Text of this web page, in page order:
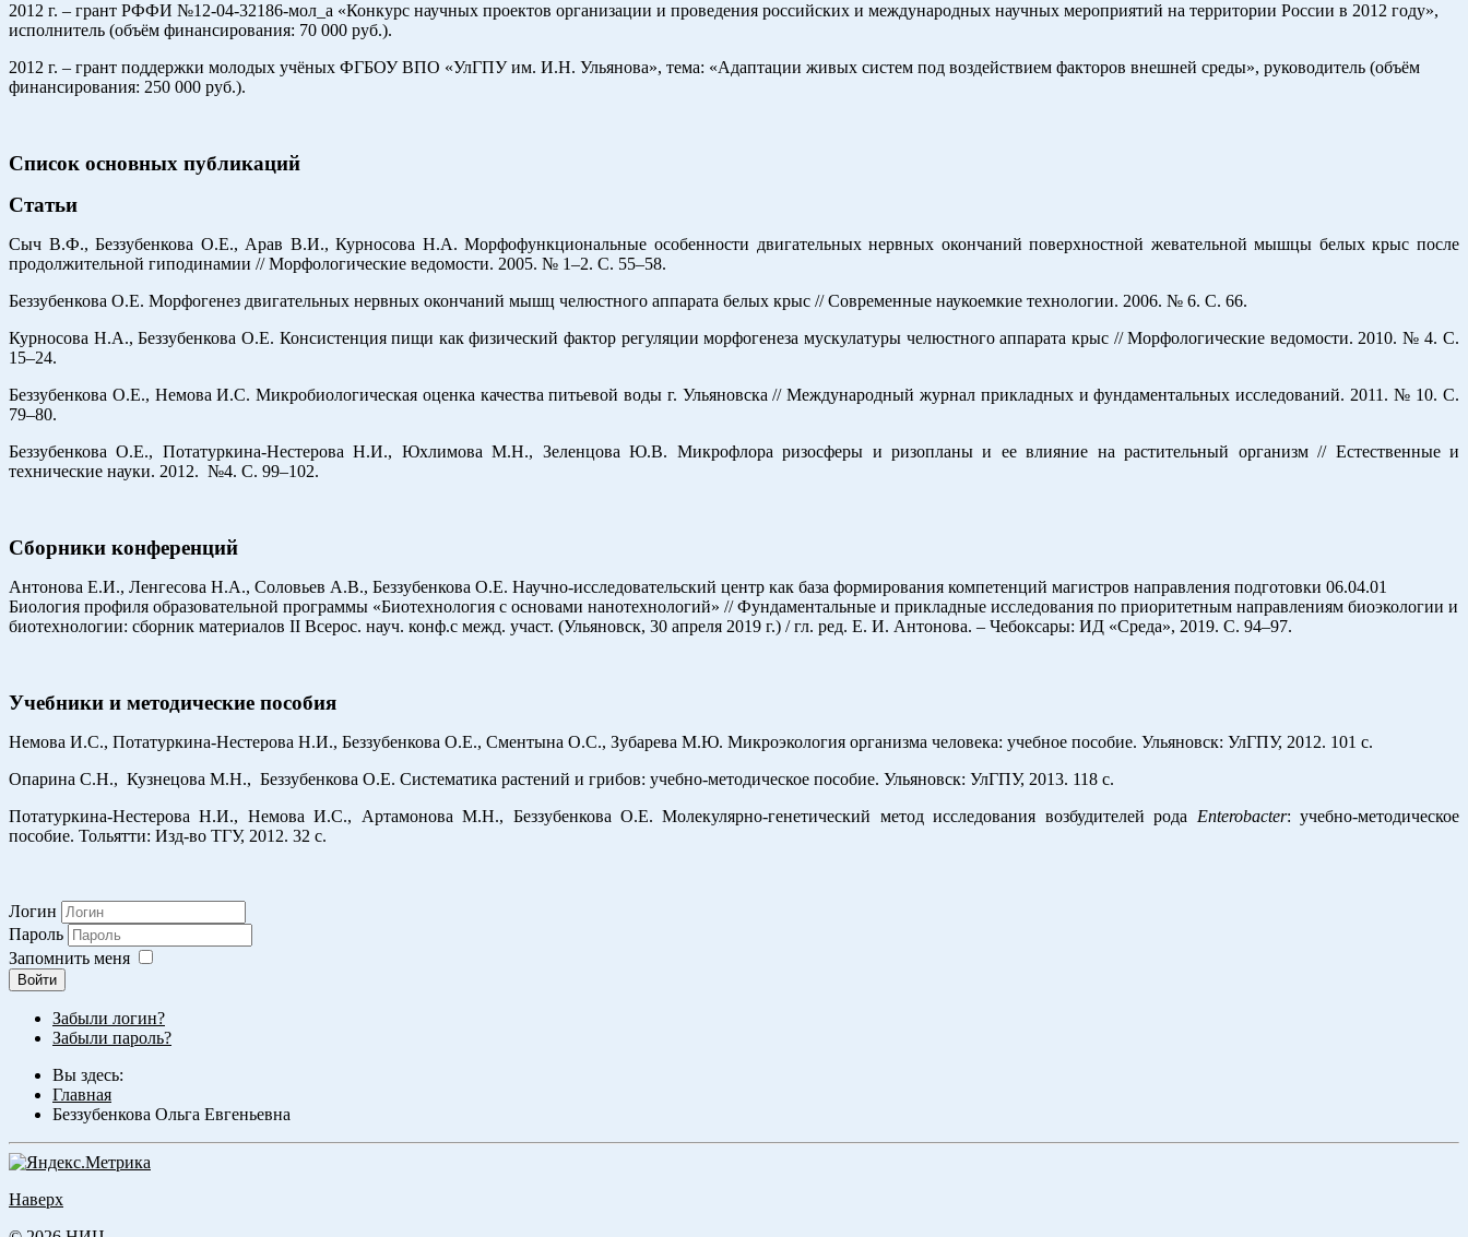
2012 г. – грант РФФИ №12-04-32186-мол_а «Конкурс научных проектов организации и проведения российских и международных научных мероприятий на территории России в 2012 году»,
исполнитель (объём финансирования: 70 000 руб.).
2012 г. – грант поддержки молодых учёных ФГБОУ ВПО «УлГПУ им. И.Н. Ульянова», тема: «Адаптации живых систем под воздействием факторов внешней среды», руководитель (объём
финансирования: 250 000 руб.).
Список основных публикаций
Статьи
Сыч В.Ф., Беззубенкова О.Е., Арав В.И., Курносова Н.А. Морфофункциональные особенности двигательных нервных окончаний поверхностной жевательной мышцы белых крыс после
продолжительной гиподинамии // Морфологические ведомости. 2005. № 1–2. С. 55–58.
Беззубенкова О.Е. Морфогенез двигательных нервных окончаний мышц челюстного аппарата белых крыс // Современные наукоемкие технологии. 2006. № 6. С. 66.
Курносова Н.А., Беззубенкова О.Е. Консистенция пищи как физический фактор регуляции морфогенеза мускулатуры челюстного аппарата крыс // Морфологические ведомости. 2010. № 4. С.
15–24.
Беззубенкова О.Е., Немова И.С. Микробиологическая оценка качества питьевой воды г. Ульяновска // Международный журнал прикладных и фундаментальных исследований. 2011. № 10. С.
79–80.
Беззубенкова О.Е., Потатуркина-Нестерова Н.И., Юхлимова М.Н., Зеленцова Ю.В. Микрофлора ризосферы и ризопланы и ее влияние на растительный организм // Естественные и
технические науки. 2012. №4. С. 99–102.
Сборники конференций
Антонова Е.И., Ленгесова Н.А., Соловьев А.В., Беззубенкова О.Е. Научно-исследовательский центр как база формирования компетенций магистров направления подготовки 06.04.01
Биология профиля образовательной программы «Биотехнология с основами нанотехнологий» // Фундаментальные и прикладные исследования по приоритетным направлениям биоэкологии и
биотехнологии: сборник материалов II Всерос. науч. конф.с межд. участ. (Ульяновск, 30 апреля 2019 г.) / гл. ред. Е. И. Антонова. – Чебоксары: ИД «Среда», 2019. С. 94–97.
Учебники и методические пособия
Немова И.С., Потатуркина-Нестерова Н.И., Беззубенкова О.Е., Сментына О.С., Зубарева М.Ю. Микроэкология организма человека: учебное пособие. Ульяновск: УлГПУ, 2012. 101 с.
Опарина С.Н., Кузнецова М.Н., Беззубенкова О.Е. Систематика растений и грибов: учебно-методическое пособие. Ульяновск: УлГПУ, 2013. 118 с.
Потатуркина-Нестерова Н.И., Немова И.С., Артамонова М.Н., Беззубенкова О.Е. Молекулярно-генетический метод исследования возбудителей рода Enterobacter: учебно-методическое
пособие. Тольятти: Изд-во ТГУ, 2012. 32 с.
Логин
Пароль
Запомнить меня
Войти
Забыли логин?
Забыли пароль?
Вы здесь:
Главная
Беззубенкова Ольга Евгеньевна
Наверх